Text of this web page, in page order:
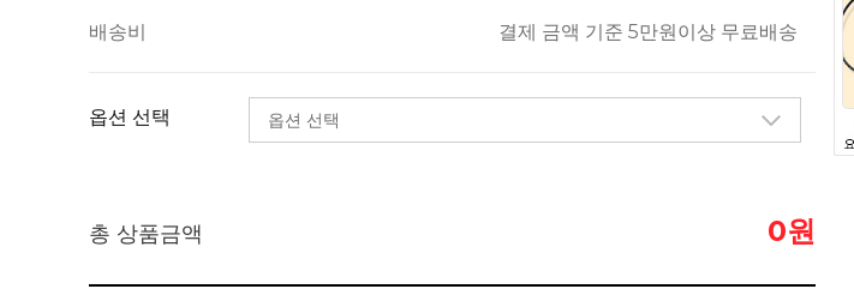
배송비 결제 금액 기준 5만원이상 무료배송
옵션 선택
총 상품금액 0원